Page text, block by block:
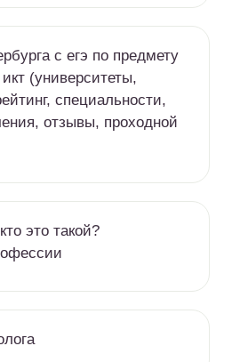
c егэ по предмету
(университеты,
специальности,
отзывы, проходной
это такой?